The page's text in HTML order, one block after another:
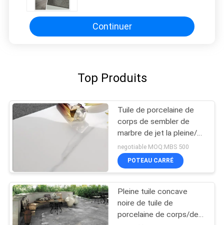
Continuer
Top Produits
Tuile de porcelaine de
corps de sembler de
marbre de jet la pleine/a
poli la tuile de marbre de
porcelaine
negotiable MOQ:MBS 500
POTEAU CARRÉ
Pleine tuile concave
noire de tuile de
porcelaine de corps/de